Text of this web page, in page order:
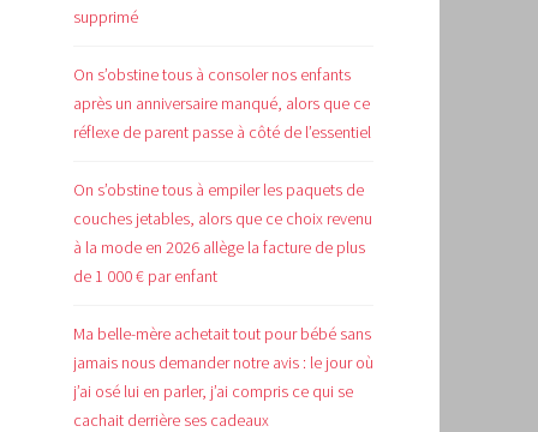
supprimé
On s’obstine tous à consoler nos enfants
après un anniversaire manqué, alors que ce
réflexe de parent passe à côté de l’essentiel
On s’obstine tous à empiler les paquets de
couches jetables, alors que ce choix revenu
à la mode en 2026 allège la facture de plus
de 1 000 € par enfant
Ma belle-mère achetait tout pour bébé sans
jamais nous demander notre avis : le jour où
j’ai osé lui en parler, j’ai compris ce qui se
cachait derrière ses cadeaux